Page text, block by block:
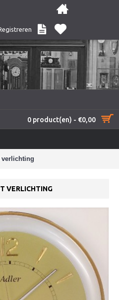
0 product(en) - €0,00
verlichting
VERLICHTING